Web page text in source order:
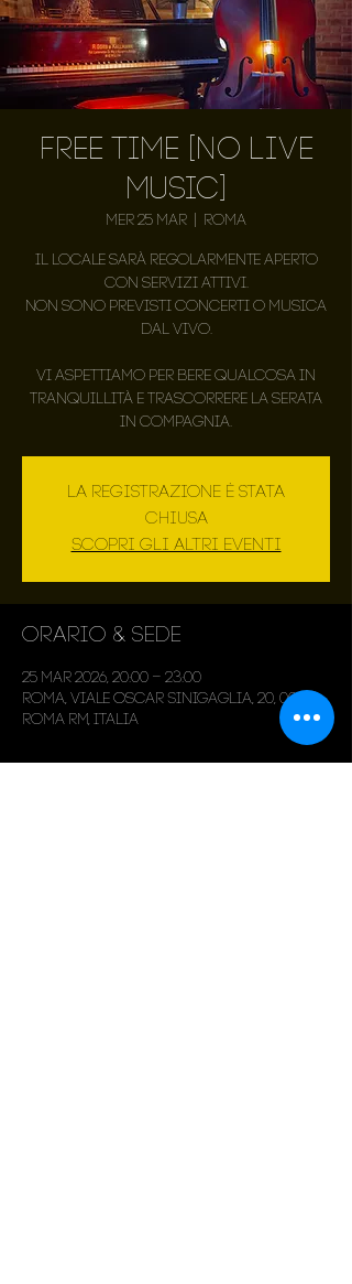
Free Time [NO LIVE
MUSIC]
mer 25 mar Roma
Il locale sarà regolarmente aperto
con servizi attivi.
Non sono previsti concerti o musica
dal vivo.
Vi aspettiamo per bere qualcosa in
tranquillità e trascorrere la serata
in compagnia.
La registrazione è stata
chiusa
Scopri gli altri eventi
Orario & Sede
25 mar 2026, 20:00 – 23:00
Roma, Viale Oscar Sinigaglia, 20, 00143
Roma RM, Italia